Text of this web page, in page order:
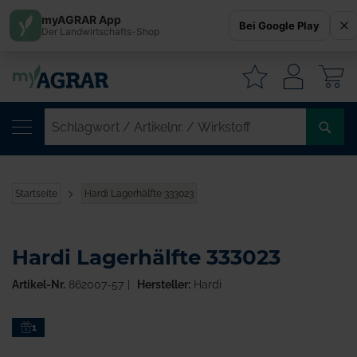
Startseite Hardi Lagerhälfte 333023
Zum1
Hardi Lagerhälfte 333023
Artikel-Nr. 862007-57 Hersteller:Hardi
myAGRAR App
Der Landwirtschafts-Shop Bei Google Play